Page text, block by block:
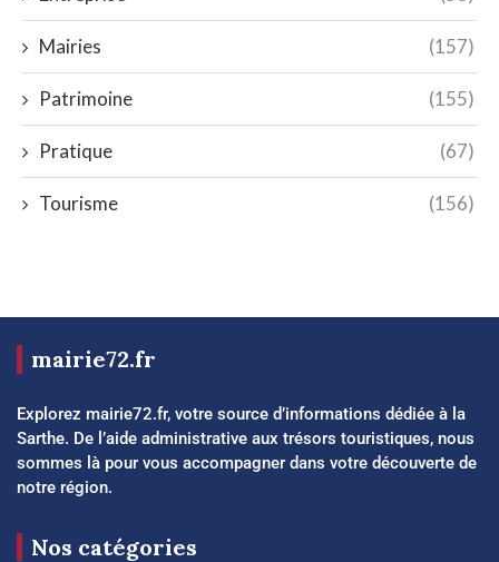
Mairies (157)
Patrimoine (155)
Pratique (67)
Tourisme (156)
mairie72.fr
Explorez mairie72.fr, votre source d’informations dédiée à la
Sarthe. De l’aide administrative aux trésors touristiques, nous
sommes là pour vous accompagner dans votre découverte de
notre région.
Nos catégories